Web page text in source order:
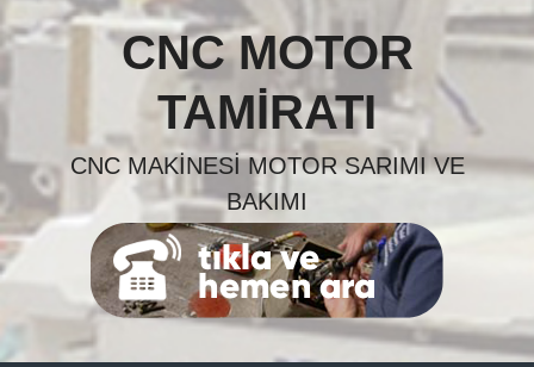
CNC MOTOR
TAMIRATI
CNC MAKINESI MOTOR SARIMI VE
BAKIMI